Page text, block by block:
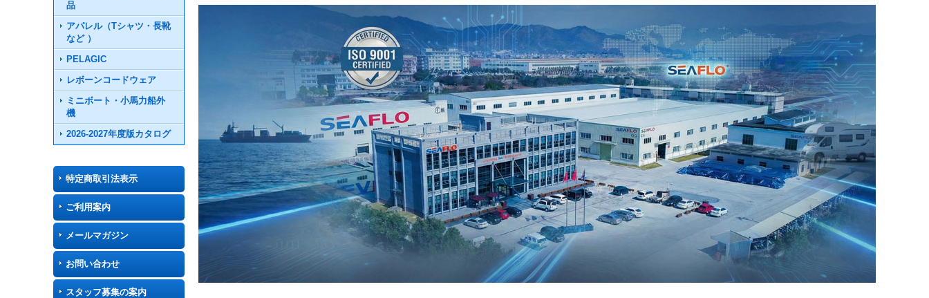
品
アパレル（Tシャツ・長靴
など ）
PELAGIC
レボーンコードウェア
ミニボート・小馬力船外
機
2026-2027年度版カタログ
特定商取引法表示
ご利用案内
メールマガジン
お問い合わせ
スタッフ募集の案内